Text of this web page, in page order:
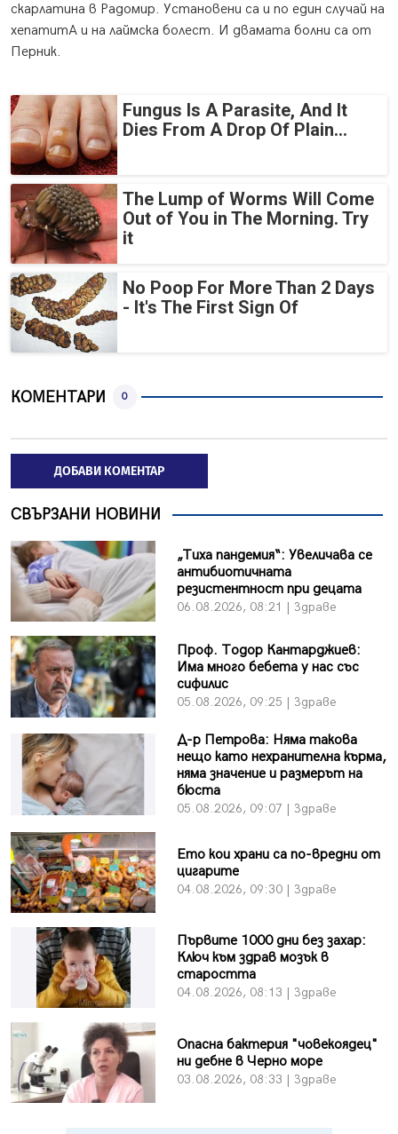
скарлатина в Радомир. Установени са и по един случай на
хепатитА и на лаймска болест. И двамата болни са от
Перник.
Fungus Is A Parasite, And It
Dies From A Drop Of Plain...
The Lump of Worms Will Come
Out of You in The Morning. Try
it
No Poop For More Than 2 Days
- It's The First Sign Of
КОМЕНТАРИ 0
ДОБАВИ КОМЕНТАР
СВЪРЗАНИ НОВИНИ
„Тиха пандемия“: Увеличава се
антибиотичната
резистентност при децата
06.08.2026, 08:21 | Здраве
Проф. Тодор Кантарджиев:
Има много бебета у нас със
сифилис
05.08.2026, 09:25 | Здраве
Д-р Петрова: Няма такова
нещо като нехранителна кърма,
няма значение и размерът на
бюста
05.08.2026, 09:07 | Здраве
Ето кои храни са по-вредни от
цигарите
04.08.2026, 09:30 | Здраве
Първите 1000 дни без захар:
Ключ към здрав мозък в
старостта
04.08.2026, 08:13 | Здраве
Опасна бактерия "човекоядец"
ни дебне в Черно море
03.08.2026, 08:33 | Здраве